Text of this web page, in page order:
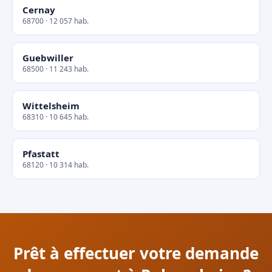
Cernay
68700 · 12 057 hab.
Guebwiller
68500 · 11 243 hab.
Wittelsheim
68310 · 10 645 hab.
Pfastatt
68120 · 10 314 hab.
Prêt à effectuer votre demande